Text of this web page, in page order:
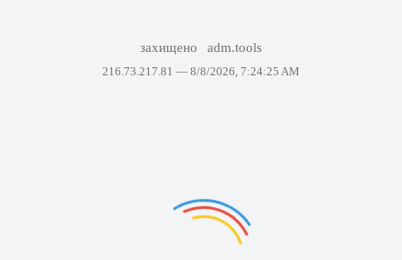
захищено adm.tools
216.73.217.81 — 8/8/2026, 7:24:25 AM